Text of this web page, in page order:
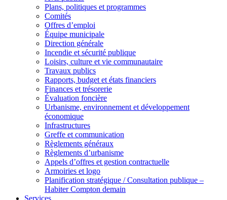
Plans, politiques et programmes
Comités
Offres d’emploi
Équipe municipale
Direction générale
Incendie et sécurité publique
Loisirs, culture et vie communautaire
Travaux publics
Rapports, budget et états financiers
Finances et trésorerie
Évaluation foncière
Urbanisme, environnement et développement
économique
Infrastructures
Greffe et communication
Règlements généraux
Règlements d’urbanisme
Appels d’offres et gestion contractuelle
Armoiries et logo
Planification stratégique / Consultation publique –
Habiter Compton demain
Services